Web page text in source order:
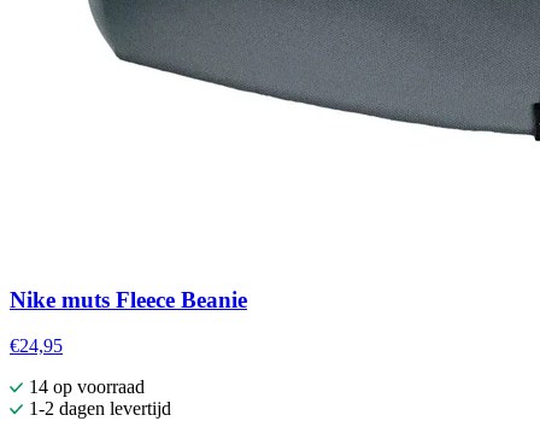
Nike muts Fleece Beanie
€24,95
14 op voorraad
1-2 dagen levertijd